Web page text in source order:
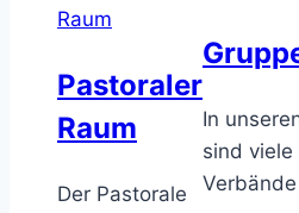
Raum
Pastoraler
Raum
Der Pastorale
In
sind viele